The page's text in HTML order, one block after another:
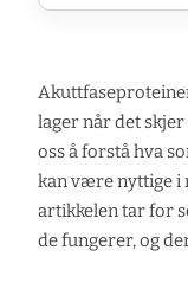
lager når det
oss å forstå hva
kan være nyttige i
artikkelen tar for
de fungerer, og